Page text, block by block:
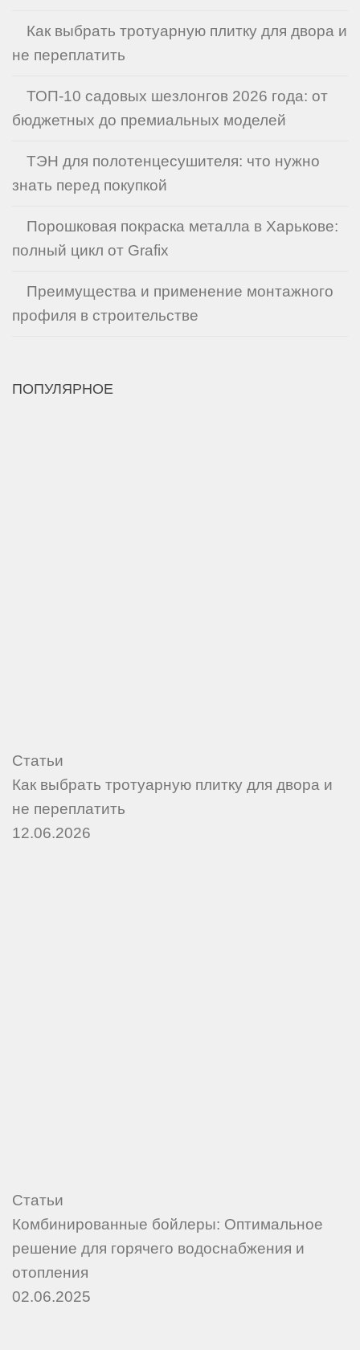
Как выбрать тротуарную плитку для двора и
не переплатить
ТОП-10 садовых шезлонгов 2026 года: от
бюджетных до премиальных моделей
ТЭН для полотенцесушителя: что нужно
знать перед покупкой
Порошковая покраска металла в Харькове:
полный цикл от Grafix
Преимущества и применение монтажного
профиля в строительстве
ПОПУЛЯРНОЕ
Статьи
Как выбрать тротуарную плитку для двора и
не переплатить
12.06.2026
Статьи
Комбинированные бойлеры: Оптимальное
решение для горячего водоснабжения и
отопления
02.06.2025